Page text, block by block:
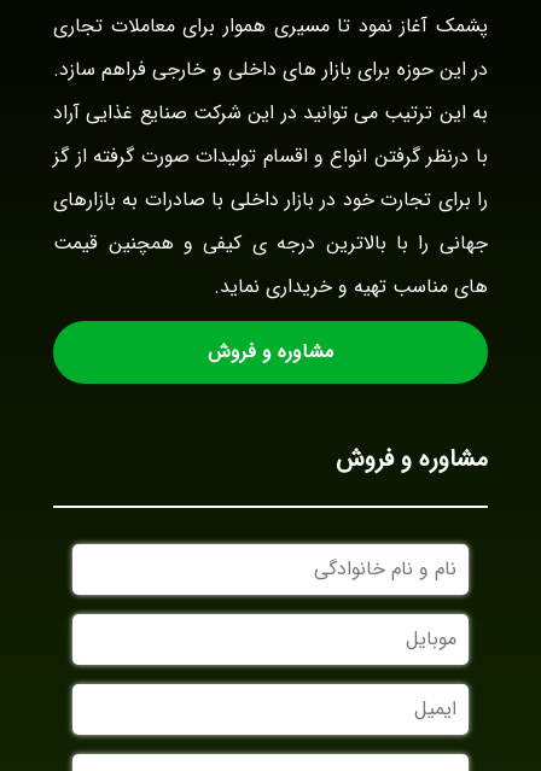
پشمک آغاز نمود تا مسیری هموار برای معاملات تجاری
در این حوزه برای بازار های داخلی و خارجی فراهم سازد.
به این ترتیب می توانید در این شرکت صنایع غذایی آراد
با درنظر گرفتن انواع و اقسام تولیدات صورت گرفته از گز
را برای تجارت خود در بازار داخلی با صادرات به بازارهای
جهانی را با بالاترین درجه ی کیفی و همچنین قیمت
های مناسب تهیه و خریداری نماید.
مشاوره و فروش
مشاوره و فروش
نام
و
نام
خانوادگی
موبایل
ایمیل